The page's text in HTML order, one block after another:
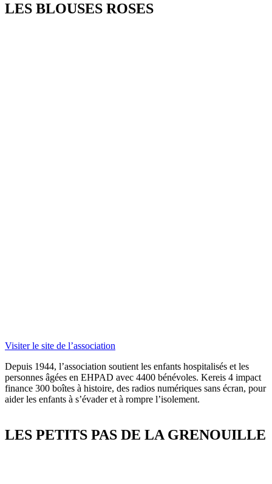
LES BLOUSES ROSES
Visiter le site de l’association
Depuis 1944, l’association soutient les enfants hospitalisés et les
personnes âgées en EHPAD avec 4400 bénévoles. Kereis 4 impact
finance 300 boîtes à histoire, des radios numériques sans écran, pour
aider les enfants à s’évader et à rompre l’isolement.
LES PETITS PAS DE LA GRENOUILLE